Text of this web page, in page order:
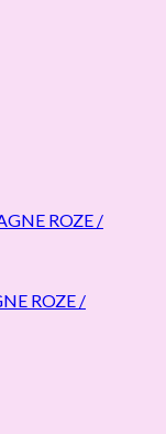
ROZE /